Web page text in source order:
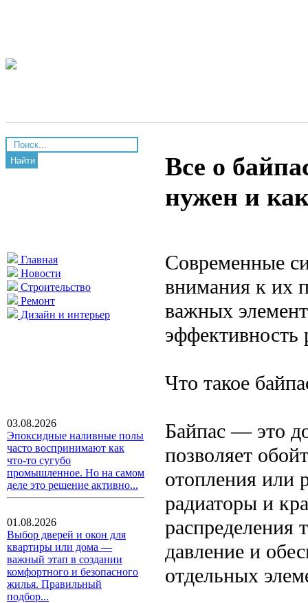
Найти
Главная
Новости
Строительство
Ремонт
Дизайн и интерьер
03.08.2026
Эпоксидные наливные полы
часто воспринимают как
что-то сугубо
промышленное. Но на самом
деле это решение активно...
01.08.2026
Выбор дверей и окон для
квартиры или дома —
важный этап в создании
комфортного и безопасного
жилья. Правильный
подбор...
Все о
нужен и
Современные
внимания к их
важных
эффективность
Что такое
Байпас — это
позволяет
отопления или
радиаторы и
распределения
давление и
отдельных